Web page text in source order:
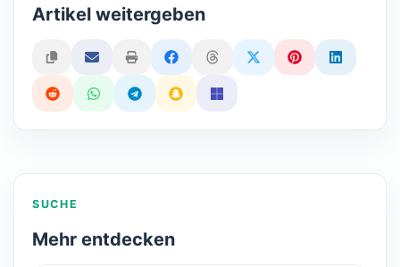
Artikel weitergeben
SUCHE
Mehr entdecken